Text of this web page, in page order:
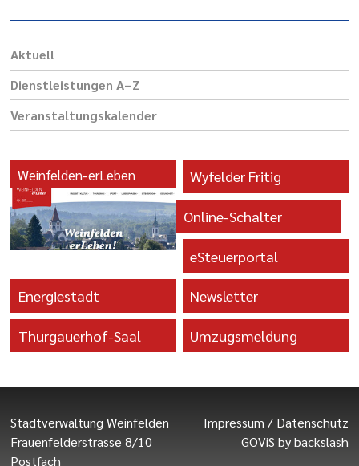
Aktuell
Dienst­leis­tungen A–Z
Veranstaltungs­kalender
Weinfelden-erLeben Wyfelder Fritig
Online-Schalter
eSteuerportal
Energiestadt Newsletter
Thurgauerhof-Saal Umzugsmeldung
Impressum / Datenschutz
GOViS bybackslash
Stadtverwaltung Weinfelden
Frauenfelderstrasse 8/10
Postfach